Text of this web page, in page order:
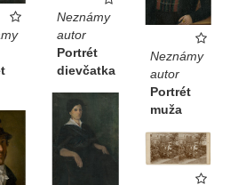
Neznámy
autor
Portrét
dievčatka
Neznámy
autor
Portrét
muža